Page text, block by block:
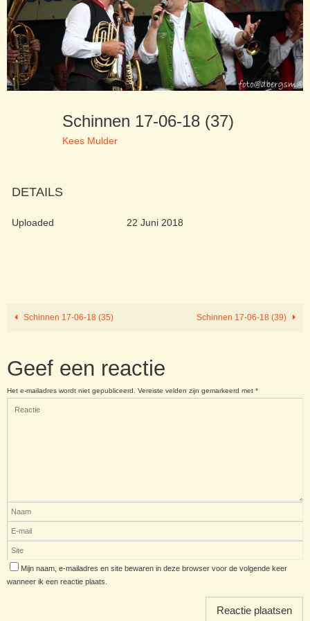
Schinnen 17-06-18 (37)
Kees Mulder
DETAILS
Uploaded 22 Juni 2018
Schinnen 17-06-18 (35) Schinnen 17-06-18 (39)
Geef een reactie
Het e-mailadres wordt niet gepubliceerd. Vereiste velden zijn gemarkeerd met *
Mijn naam, e-mailadres en site bewaren in deze browser voor de volgende keer
wanneer ik een reactie plaats.